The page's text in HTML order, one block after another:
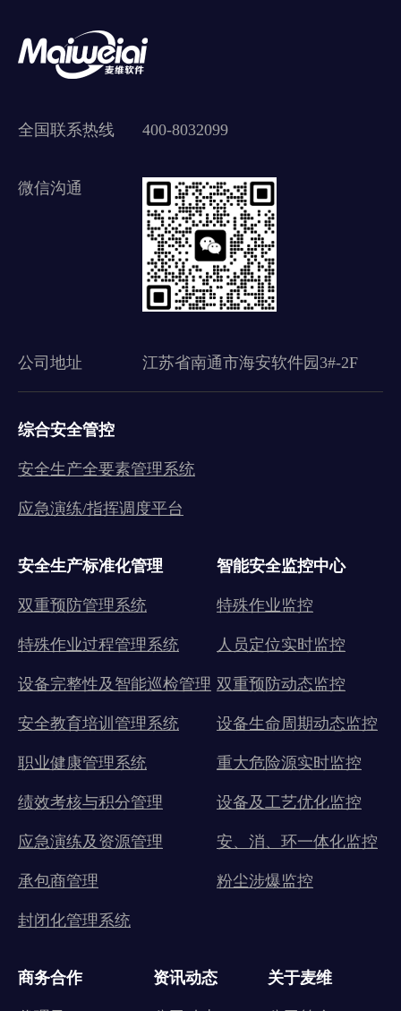
全国联系热线 400-8032099
微信沟通
公司地址 江苏省南通市海安软件园3#-2F
综合安全管控
安全生产全要素管理系统
应急演练/指挥调度平台
安全生产标准化管理
双重预防管理系统
特殊作业过程管理系统
设备完整性及智能巡检管理
安全教育培训管理系统
职业健康管理系统
绩效考核与积分管理
应急演练及资源管理
承包商管理
封闭化管理系统
智能安全监控中心
特殊作业监控
人员定位实时监控
双重预防动态监控
设备生命周期动态监控
重大危险源实时监控
设备及工艺优化监控
安、消、环一体化监控
粉尘涉爆监控
商务合作 资讯动态 关于麦维